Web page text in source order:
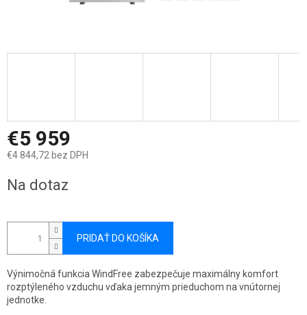
€5 959
€4 844,72 bez DPH
cena:
Na dotaz
PRIDAŤ DO KOŠÍKA
Výnimočná funkcia WindFree zabezpečuje maximálny komfort
rozptýleného vzduchu vďaka jemným prieduchom na vnútornej
jednotke.